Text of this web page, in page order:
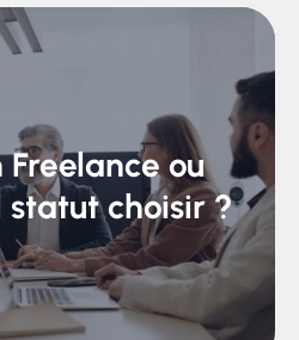
ou
statut choisir ?